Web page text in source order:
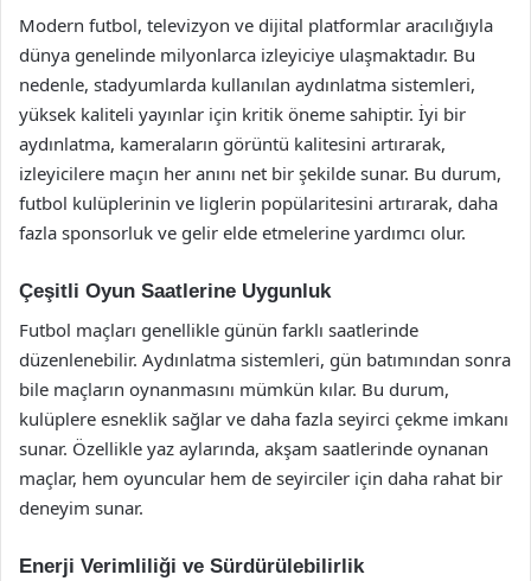
Modern futbol, televizyon ve dijital platformlar aracılığıyla
dünya genelinde milyonlarca izleyiciye ulaşmaktadır. Bu
nedenle, stadyumlarda kullanılan aydınlatma sistemleri,
yüksek kaliteli yayınlar için kritik öneme sahiptir. İyi bir
aydınlatma, kameraların görüntü kalitesini artırarak,
izleyicilere maçın her anını net bir şekilde sunar. Bu durum,
futbol kulüplerinin ve liglerin popülaritesini artırarak, daha
fazla sponsorluk ve gelir elde etmelerine yardımcı olur.
Çeşitli Oyun Saatlerine Uygunluk
Futbol maçları genellikle günün farklı saatlerinde
düzenlenebilir. Aydınlatma sistemleri, gün batımından sonra
bile maçların oynanmasını mümkün kılar. Bu durum,
kulüplere esneklik sağlar ve daha fazla seyirci çekme imkanı
sunar. Özellikle yaz aylarında, akşam saatlerinde oynanan
maçlar, hem oyuncular hem de seyirciler için daha rahat bir
deneyim sunar.
Enerji Verimliliği ve Sürdürülebilirlik